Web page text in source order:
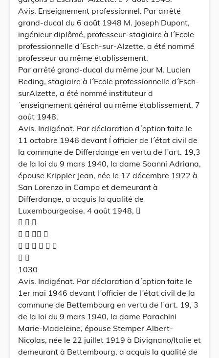
Avis. Enseignement professionnel. Par arrêté
grand-ducal du 6 août 1948 M. Joseph Dupont,
ingénieur diplômé, professeur-stagiaire à l´Ecole
professionnelle d´Esch-sur-Alzette, a été nommé
professeur au même établissement.
Par arrêté grand-ducal du même jour M. Lucien
Reding, stagiaire à l´Ecole professionnelle d´Esch-
surAlzette, a été nommé instituteur d
´enseignement général au même établissement. 7
août 1948.
Avis. Indigénat. Par déclaration d´option faite le
11 octobre 1946 devant ĺ officier de l´état civil de
la commune de Differdange en vertu de l´art. 19,3
de la loi du 9 mars 1940, la dame Soanni Adriana,
épouse Krippler Jean, née le 17 décembre 1922 à
San Lorenzo in Campo et demeurant à
Differdange, a acquis la qualité de
Luxembourgeoise. 4 août 1948, 
  
   
     
 
1030
Avis. Indigénat. Par déclaration d´option faite le
1er mai 1946 devant l´officier de l´état civil de la
commune de Bettembourg en vertu de l´art. 19, 3
de la loi du 9 mars 1940, la dame Parachini
Marie-Madeleine, épouse Stemper Albert-
Nicolas, née le 22 juillet 1919 à Divignano/Italie et
demeurant à Bettembourg, a acquis la qualité de